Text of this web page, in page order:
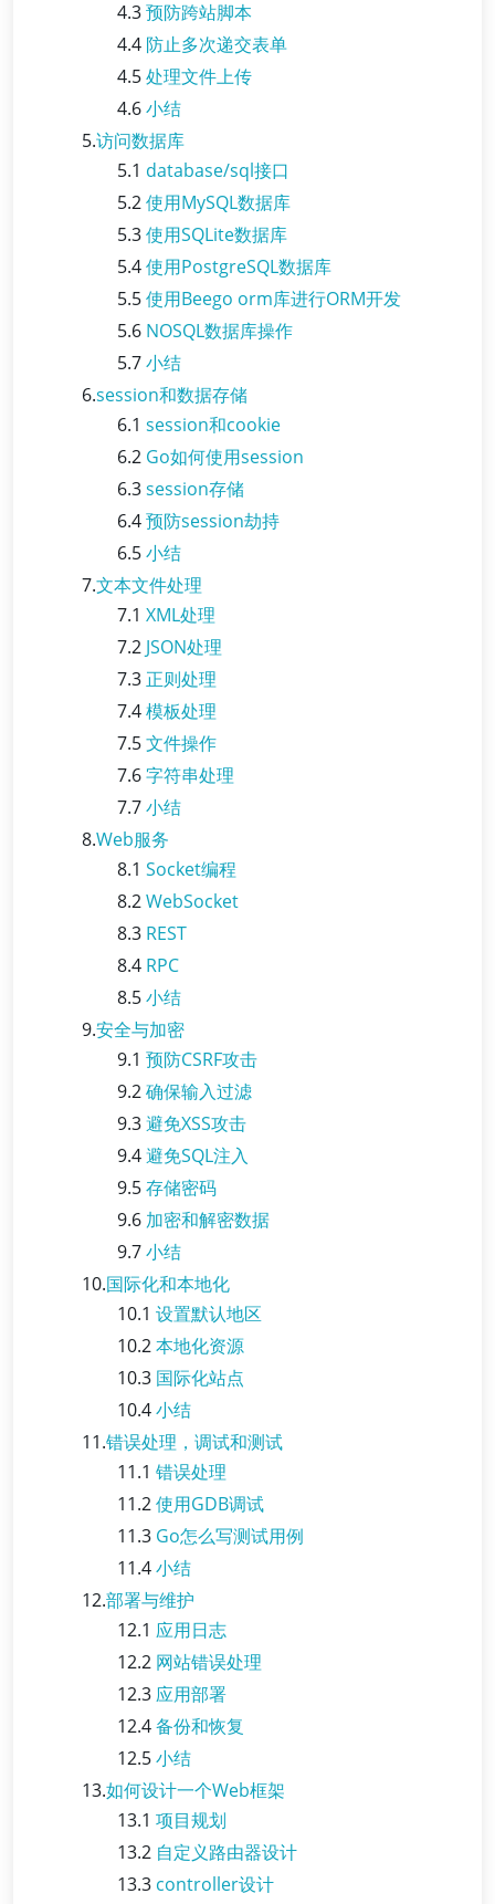
4.3预防跨站脚本
4.4 防止多次递交表单
4.5处理文件上传
4.6小结
5.访问数据库
5.1 database/sql接口
5.2使用MySQL数据库
5.3使用SQLite数据库
5.4使用PostgreSQL数据库
5.5使用Beego orm库进行ORM开发
5.6 NOSQL数据库操作
5.7小结
6.session和数据存储
6.1 session和cookie
6.2 Go如何使用session
6.3session存储
6.4预防session劫持
6.5小结
7.文本文件处理
7.1 XML处理
7.2 JSON处理
7.3 正则处理
7.4模板处理
7.5文件操作
7.6字符串处理
7.7小结
8.Web服务
8.1 Socket编程
8.2WebSocket
8.3 REST
8.4 RPC
8.5小结
9.安全与加密
9.1 预防CSRF攻击
9.2确保输入过滤
9.3避免XSS攻击
9.4避免SQL注入
9.5存储密码
9.6 加密和解密数据
9.7小结
10.国际化和本地化
10.1 设置默认地区
10.2本地化资源
10.3 国际化站点
10.4小结
11.错误处理，调试和测试
11.1 错误处理
11.2使用GDB调试
11.3 Go怎么写测试用例
11.4小结
12.部署与维护
12.1 应用日志
12.2 网站错误处理
12.3 应用部署
12.4备份和恢复
12.5小结
13.如何设计一个Web框架
13.1 项目规划
13.2 自定义路由器设计
13.3 controller设计